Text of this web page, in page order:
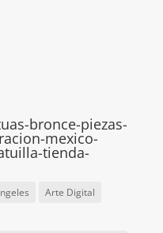
bronce-piezas-
mexico-
tienda-
Arte Digital